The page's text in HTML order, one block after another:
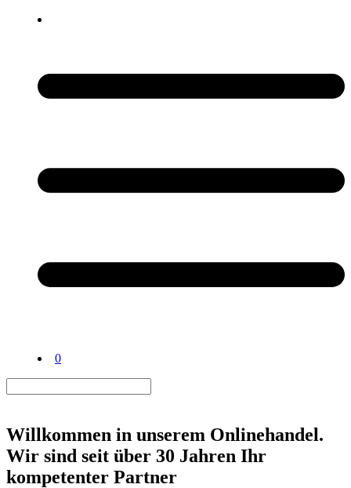
0
Willkommen in unserem Onlinehandel.
Wir sind seit über 30 Jahren Ihr
kompetenter Partner